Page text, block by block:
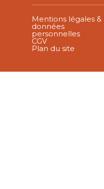
Mentions légales &
données
personnelles
CGV
Plan du site